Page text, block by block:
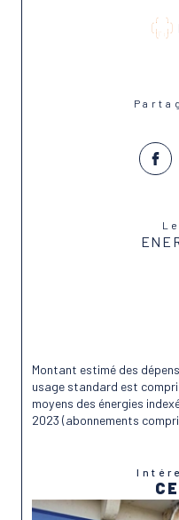
Montant estimé des
usage standard est
moyens des énergies
2023 (abonnements